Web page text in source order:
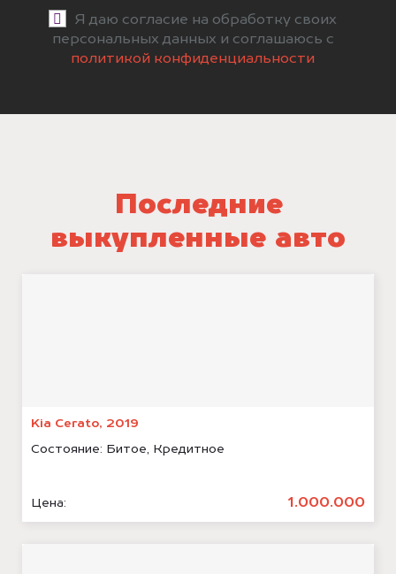
Я даю согласие на обработку своих
персональных данных и соглашаюсь с
политикой конфиденциальности
Последние
выкупленные авто
Kia Cerato, 2019
Состояние: Битое, Кредитное
Цена: 1.000.000